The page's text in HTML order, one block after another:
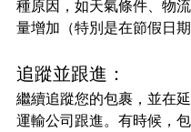
種原因，如天氣條件、物
量增加（特別是在節假日期
追蹤並跟進：
繼續追蹤您的包裹，並在
運輸公司跟進。有時候，